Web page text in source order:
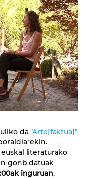
da "Arte[faktua]"
euskal literaturako
gonbidatuak
inguruan,